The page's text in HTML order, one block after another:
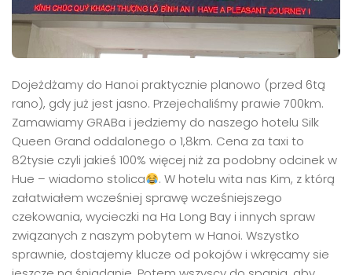
Dojeżdżamy do Hanoi praktycznie planowo (przed 6tą
rano), gdy już jest jasno. Przejechaliśmy prawie 700km.
Zamawiamy GRABa i jedziemy do naszego hotelu Silk
Queen Grand oddalonego o 1,8km. Cena za taxi to
82tysie czyli jakieś 100% więcej niż za podobny odcinek w
Hue – wiadomo stolica
. W hotelu wita nas Kim, z którą
załatwiałem wcześniej sprawę wcześniejszego
czekowania, wycieczki na Ha Long Bay i innych spraw
związanych z naszym pobytem w Hanoi. Wszystko
sprawnie, dostajemy klucze od pokojów i wkręcamy sie